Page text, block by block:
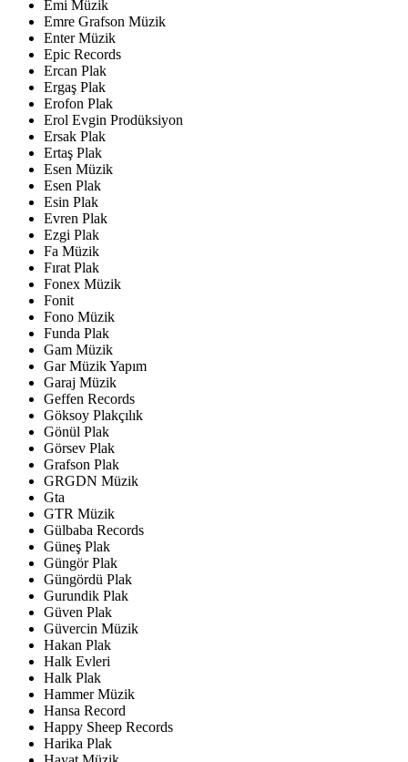
Emi Müzik
Emre Grafson Müzik
Enter Müzik
Epic Records
Ercan Plak
Ergaş Plak
Erofon Plak
Erol Evgin Prodüksiyon
Ersak Plak
Ertaş Plak
Esen Müzik
Esen Plak
Esin Plak
Evren Plak
Ezgi Plak
Fa Müzik
Fırat Plak
Fonex Müzik
Fonit
Fono Müzik
Funda Plak
Gam Müzik
Gar Müzik Yapım
Garaj Müzik
Geffen Records
Göksoy Plakçılık
Gönül Plak
Görsev Plak
Grafson Plak
GRGDN Müzik
Gta
GTR Müzik
Gülbaba Records
Güneş Plak
Güngör Plak
Güngördü Plak
Gurundik Plak
Güven Plak
Güvercin Müzik
Hakan Plak
Halk Evleri
Halk Plak
Hammer Müzik
Hansa Record
Happy Sheep Records
Harika Plak